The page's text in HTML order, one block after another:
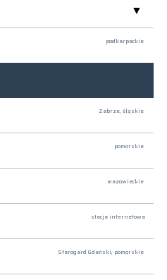
podkarpackie
Zabrze, śląskie
pomorskie
mazowieckie
stacja internetowa
Starogard Gdański, pomorskie